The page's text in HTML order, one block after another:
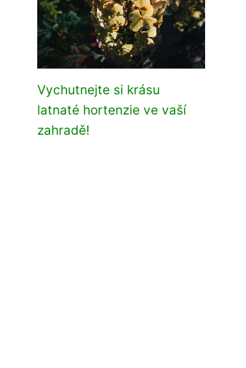
Vychutnejte si krásu
latnaté hortenzie ve vaší
zahradě!